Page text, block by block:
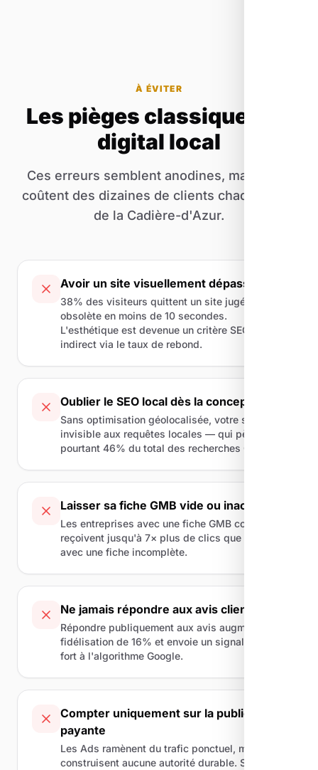
À ÉVITER
Les pièges classiques du
digital local
Ces erreurs semblent anodines, mais elles
coûtent des dizaines de clients chaque mois
de la Cadière-d'Azur.
Avoir un site visuellement dépassé
38% des visiteurs quittent un site jugé
obsolète en moins de 10 secondes.
L'esthétique est devenue un critère SEO
indirect via le taux de rebond.
Oublier le SEO local dès la conception
Sans optimisation géolocalisée, votre site reste
invisible aux requêtes locales — qui pèsent
pourtant 46% du total des recherches Google.
Laisser sa fiche GMB vide ou inactive
Les entreprises avec une fiche GMB complète
reçoivent jusqu'à 7× plus de clics que celles
avec une fiche incomplète.
Ne jamais répondre aux avis clients
Répondre publiquement aux avis augmente la
fidélisation de 16% et envoie un signal positif
fort à l'algorithme Google.
Compter uniquement sur la publicité
payante
Les Ads ramènent du trafic ponctuel, mais ne
construisent aucune autorité durable. Sans SEO